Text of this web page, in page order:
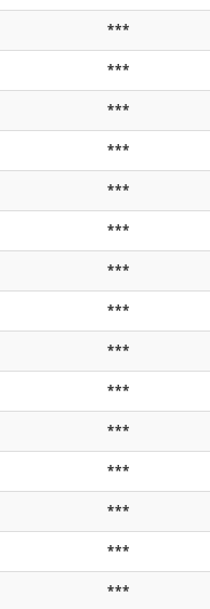
***
***
***
***
***
***
***
***
***
***
***
***
***
***
***